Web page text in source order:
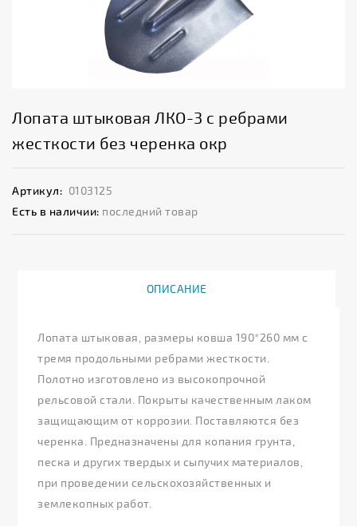
Лопата штыковая ЛКО-3 с ребрами
жесткости без черенка окр
Артикул: 0103125
Есть в наличии: последний товар
ОПИСАНИЕ
Лопата штыковая, размеры ковша 190*260 мм с
тремя продольными ребрами жесткости.
Полотно изготовлено из высокопрочной
рельсовой стали. Покрыты качественным лаком
защищающим от коррозии. Поставляются без
черенка. Предназначены для копания грунта,
песка и других твердых и сыпучих материалов,
при проведении сельскохозяйственных и
землекопных работ.